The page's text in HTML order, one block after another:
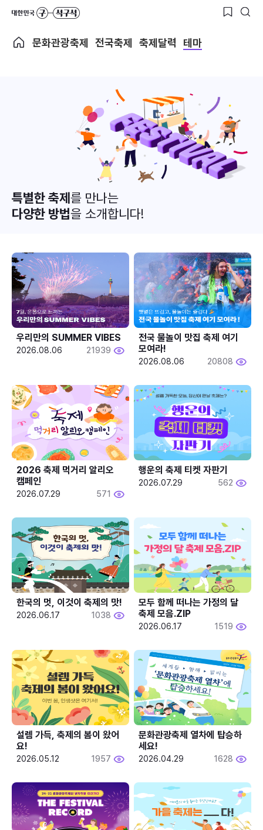
문화관광축제 전국축제 축제달력 테마
특별한 축제를 만나는
다양한 방법을 소개합니다!
우리만의 SUMMER VIBES
2026.08.06 21939
전국 물놀이 맛집 축제 여기
모여라!
2026.08.06 20808
2026 축제 먹거리 알리오
캠페인
2026.07.29 571
행운의 축제 티켓 자판기
2026.07.29 562
한국의 멋, 이것이 축제의 맛!
2026.06.17 1038
모두 함께 떠나는 가정의 달
축제 모음.ZIP
2026.06.17 1519
설렘 가득, 축제의 봄이 왔어
요!
2026.05.12 1957
문화관광축제 열차에 탑승하
세요!
2026.04.29 1628